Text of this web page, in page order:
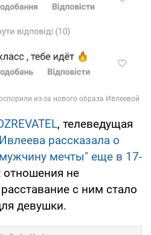
, телеведущая
рассказала о
мечты" еще в 17-
отношения не
с ним стало
девушки.